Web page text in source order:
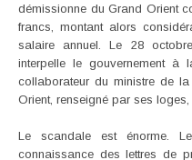
démissionne du Grand Orient
francs, montant alors
salaire annuel. Le 28
interpelle le gouvernement à
collaborateur du ministre de
Orient, renseigné par ses
Le scandale est énorme.
connaissance des lettres de